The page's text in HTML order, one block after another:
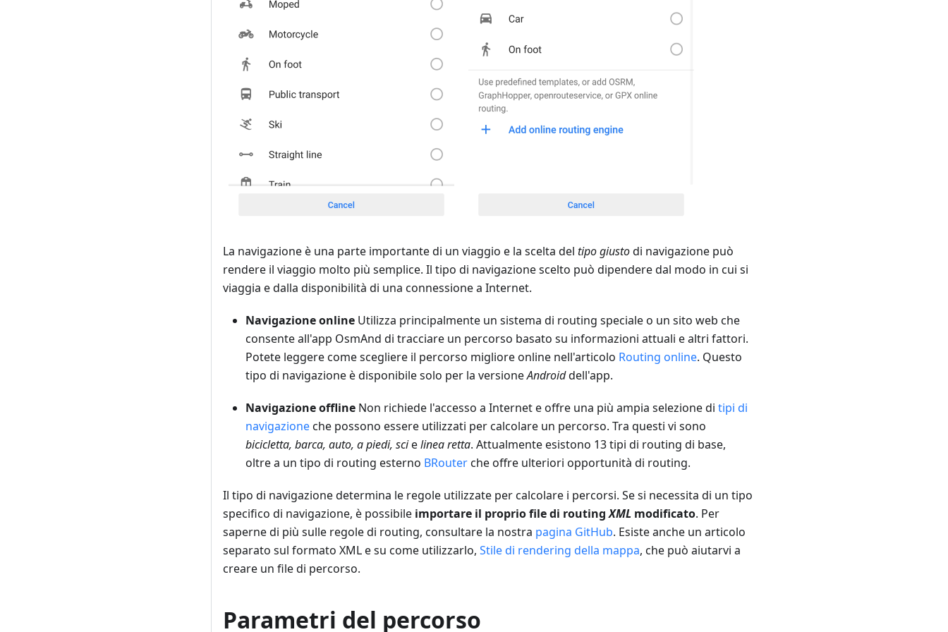
La navigazione è una parte importante di un viaggio e la scelta del tipo giustodi navigazione può
rendere il viaggio molto più semplice. Il tipo di navigazione scelto può dipendere dal modo in cui si
viaggia e dalla disponibilità di una connessione a Internet.
Navigazione online Utilizza principalmente un sistema di routing speciale o un sito web che
consente all'app OsmAnd di tracciare un percorso basato su informazioni attuali e altri fattori.
Potete leggere come scegliere il percorso migliore online nell'articolo Routing online. Questo
tipo di navigazione è disponibile solo per la versioneAndroiddell'app.
Navigazione offline Non richiede l'accesso a Internet e offre una più ampia selezione di tipi di
navigazioneche possono essere utilizzati per calcolare un percorso. Tra questi vi sono
bicicletta, barca, auto, a piedi, scielinea retta. Attualmente esistono 13 tipi di routing di base,
oltre a un tipo di routing esterno BRouterche offre ulteriori opportunità di routing.
Il tipo di navigazione determina le regole utilizzate per calcolare i percorsi. Se si necessita di un tipo
specifico di navigazione, è possibile importare il proprio file di routingXML modificato. Per
saperne di più sulle regole di routing, consultare la nostra pagina GitHub. Esiste anche un articolo
separato sul formato XML e su come utilizzarlo, Stile di rendering della mappa, che può aiutarvi a
creare un file di percorso.
Parametri del percorso